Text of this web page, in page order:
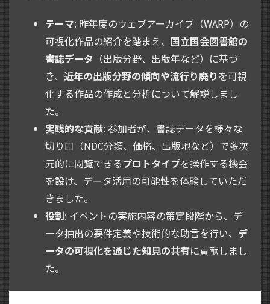
テーマ: 昨年度のウェブアーカイブ（WARP）の
可視化作品の紹介を踏まえ、 国立国会図書館の
書誌データ （出版分野、出版年など）に基づ
き、 近年の出版分野の傾向や流行り廃り を可視
化する作品の作成と分析について解説しまし
た。
実践的な貢献: 参加者が、書誌データを様々な
切り口（NDC分類、価格、出版地など）で多次
元的に閲覧できるプロトタイプを操作する機会
を設け、データ活用の可能性を体験していただ
きました。
役割: イベントの実施内容の策定段階から、デ
ータ抽出の要件定義や技術的な助言を行い、 デ
ータの可視化を通じた知見の共有に貢献しまし
た。